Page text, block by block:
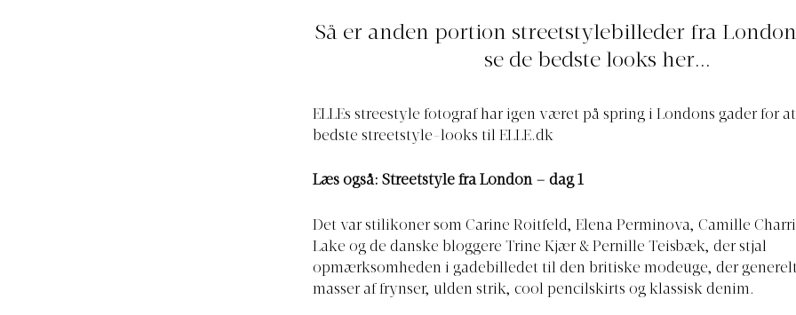
Så er anden portion streetstylebilleder fra
se de bedste looks her...
ELLEs streestyle fotograf har igen været på spring i Londons gader for
bedste streetstyle-looks til ELLE.dk
Læs også: Streetstyle fra London – dag 1
Det var stilikoner som Carine Roitfeld, Elena Perminova, Camille
Lake og de danske bloggere Trine Kjær & Pernille Teisbæk, der stjal
opmærksomheden i gadebilledet til den britiske modeuge, der
masser af frynser, ulden strik, cool pencilskirts og klassisk denim.